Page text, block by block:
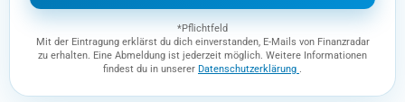
*Pflichtfeld
Mit der Eintragung erklärst du dich einverstanden, E-Mails von Finanzradar
zu erhalten. Eine Abmeldung ist jederzeit möglich. Weitere Informationen
findest du in unserer Datenschutzerklärung .